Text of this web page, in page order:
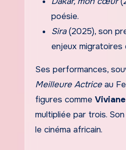
poésie.
Sira(2025), son
enjeux migratoires
Ses performances,
Meilleure Actriceau
figures comme
multipliée par trois.
le cinéma africain.